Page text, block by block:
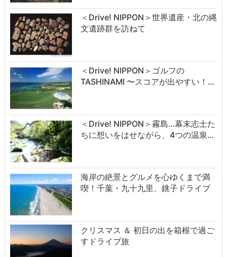
＜Drive! NIPPON＞世界遺産・北の縄
文遺跡群を訪ねて
＜Drive! NIPPON＞ゴルフの
TASHINAMI 〜スコアが出やすい！…
＜Drive! NIPPON＞霧島…幕末志士た
ちに想いをはせながら、4つの温泉…
海岸の絶景とグルメを心ゆくまで満
喫！千葉・九十九里、銚子ドライブ
クリスマス ＆ 初日の出を箱根で過ご
すドライブ旅